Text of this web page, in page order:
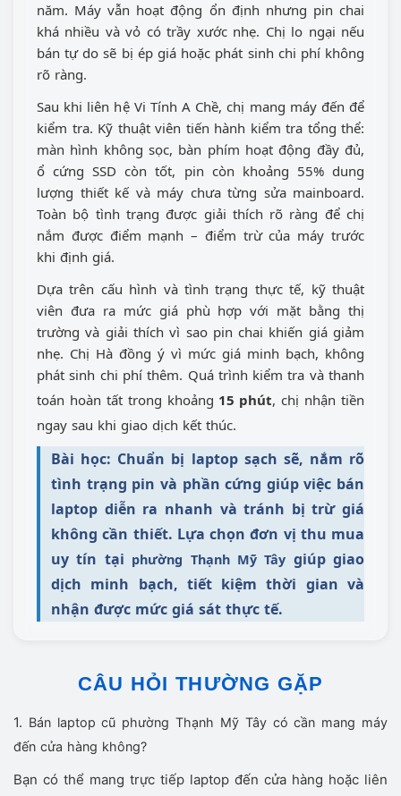
năm. Máy vẫn hoạt động ổn định nhưng pin chai
khá nhiều và vỏ có trầy xước nhẹ. Chị lo ngại nếu
bán tự do sẽ bị ép giá hoặc phát sinh chi phí không
rõ ràng.
Sau khi liên hệ Vi Tính A Chề, chị mang máy đến để
kiểm tra. Kỹ thuật viên tiến hành kiểm tra tổng thể:
màn hình không sọc, bàn phím hoạt động đầy đủ,
ổ cứng SSD còn tốt, pin còn khoảng 55% dung
lượng thiết kế và máy chưa từng sửa mainboard.
Toàn bộ tình trạng được giải thích rõ ràng để chị
nắm được điểm mạnh – điểm trừ của máy trước
khi định giá.
Dựa trên cấu hình và tình trạng thực tế, kỹ thuật
viên đưa ra mức giá phù hợp với mặt bằng thị
trường và giải thích vì sao pin chai khiến giá giảm
nhẹ. Chị Hà đồng ý vì mức giá minh bạch, không
phát sinh chi phí thêm. Quá trình kiểm tra và thanh
toán hoàn tất trong khoảng 15 phút, chị nhận tiền
ngay sau khi giao dịch kết thúc.
Bài học: Chuẩn bị laptop sạch sẽ, nắm rõ
tình trạng pin và phần cứng giúp việc bán
laptop diễn ra nhanh và tránh bị trừ giá
không cần thiết. Lựa chọn đơn vị thu mua
uy tín tại phường Thạnh Mỹ Tây giúp giao
dịch minh bạch, tiết kiệm thời gian và
nhận được mức giá sát thực tế.
CÂU HỎI THƯỜNG GẶP
1. Bán laptop cũ phường Thạnh Mỹ Tây có cần mang máy
đến cửa hàng không?
Bạn có thể mang trực tiếp laptop đến cửa hàng hoặc liên